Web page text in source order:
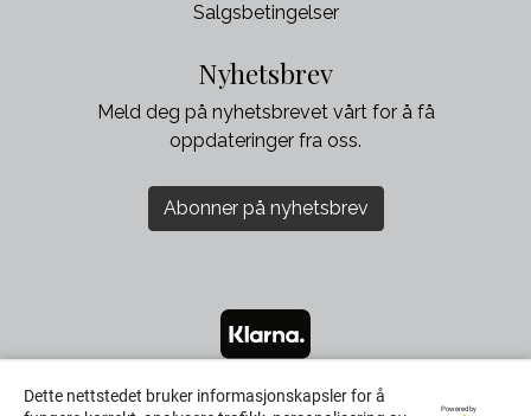
Dette nettstedet bruker informasjonskapsler for å
Powered by
Salgsbetingelser
Nyhetsbrev
Meld deg på nyhetsbrevet vårt for å få
oppdateringer fra oss.
Abonner på nyhetsbrev